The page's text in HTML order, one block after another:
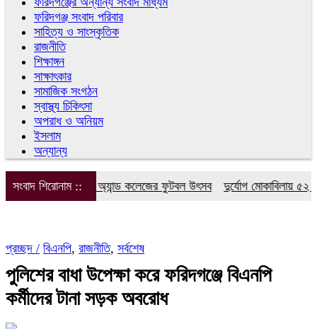
ফরিদগঞ্জ সংবাদ পরিবার
সাহিত্য ও সাংস্কৃতিক
রাজনীতি
শিক্ষাঙ্গন
সাক্ষাৎকার
সামাজিক সংগঠন
স্বাস্থ্য চিকিৎসা
অপরাধ ও অনিয়ম
ইসলাম
অন্যান্য
সংবাদ শিরোনাম ::
আইডিয়াল স্কুল অ্যান্ড কলেজের ফুটবল উৎসব দুর্যোগ মোকাবিলায় ৫২
প্রচ্ছদ / বিএনপি, রাজনীতি, সর্বশেষ
পুলিশের বাধা উপেক্ষা করে ফরিদগঞ্জে বিএনপি
কর্মীদের টানা সড়ক অবরোধ